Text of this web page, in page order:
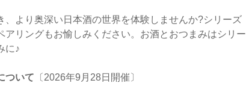
より奥深い日本酒の世界を体験しませんか?シリーズ
リングもお愉しみください。お酒とおつまみはシリー
に♪
ついて 〔2026年9月28日開催〕